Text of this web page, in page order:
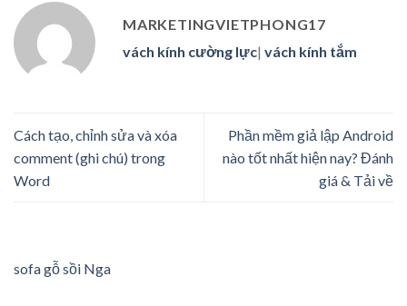
MARKETINGVIETPHONG17
vách kính cường lực| vách kính tắm
Cách tạo, chỉnh sửa và xóa
comment (ghi chú) trong
Word
Phần mềm giả lập Android
nào tốt nhất hiện nay? Đánh
giá & Tải về
sofa gỗ sồi Nga